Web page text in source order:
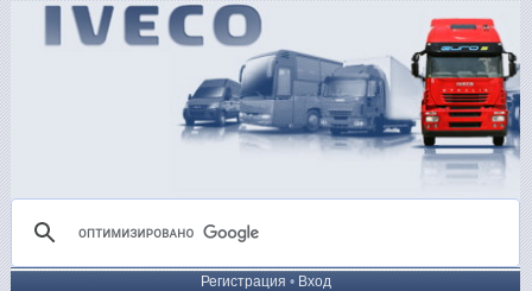
Регистрация • Вход